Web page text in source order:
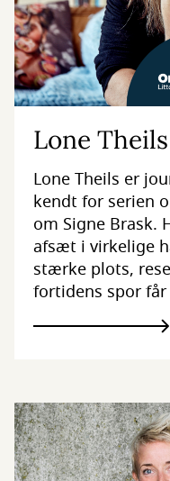
Lone Theils
Lone Theils er
kendt for serien
om Signe Brask.
afsæt i virkelige
stærke plots,
fortidens spor